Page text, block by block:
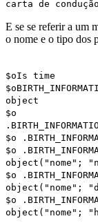
carta de
E se se referir a um
o nome e o tipo dos
$oIs time
$o
object
$o
.
$o .
$o .
object ("nome";
$o .
object ("nome";
$o .
object ("nome";